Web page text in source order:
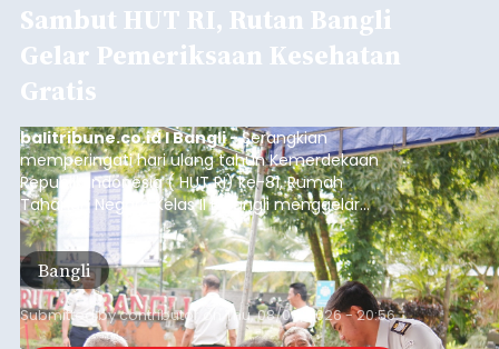
Sambut HUT RI, Rutan Bangli
Gelar Pemeriksaan Kesehatan
Gratis
balitribune.co.id I Bangli -Serangkian
memperingati hari ulang tahun Kemerdekaan
Republik Indonesia ( HUT RI) ke-81, Rumah
Tahanan Negara Kelas II B Bangli menggelar
kegiatan pemeriksaan kesehatan gratis, Rabu
(6/8/2026).
Bangli
Submitted bycontributor Thu, 08/06/2026 - 20:56